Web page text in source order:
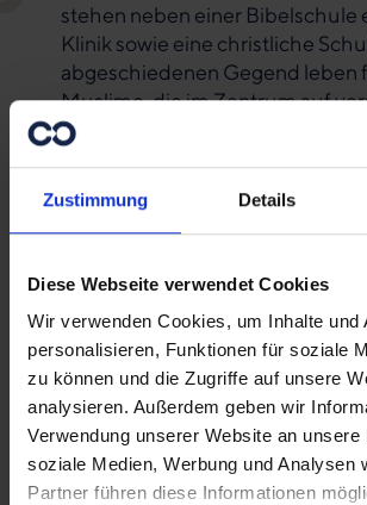
Zustimmung Details
Diese Webseite verwendet Cookies
Wir verwenden Cookies, um Inhalte und
personalisieren, Funktionen für soziale
zu können und die Zugriffe auf unsere
analysieren. Außerdem geben wir
Verwendung unserer Website an unsere
soziale Medien, Werbung und Analysen
Partner führen diese Informationen
stehen neben einer Bibelschule
Klinik sowie eine christliche
abgeschiedenen Gegend leben
Muslime, die im Zentrum auf
Weise mit Christen und dem
begegnet wird. Denn Guinea-
zu den ärmsten Ländern der
10.000 Menschen kommen nur
die Hälfte der Bevölkerung kann
Problem die Arbeit: Der
Schüler, Lehrer und Patienten
eingestürzt und fördert nicht
genügend Wasser. Mit Ihrer
am Ende der Erdstraße wieder
Fülle.